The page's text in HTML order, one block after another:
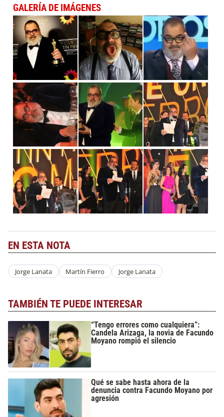
GALERÍA DE IMÁGENES
EN ESTA NOTA
Jorge Lanata Martín Fierro Jorge Lanata
TAMBIÉN TE PUEDE INTERESAR
“Tengo errores como cualquiera”:
Candela Arizaga, la novia de Facundo
Moyano rompió el silencio
Qué se sabe hasta ahora de la
denuncia contra Facundo Moyano por
agresión